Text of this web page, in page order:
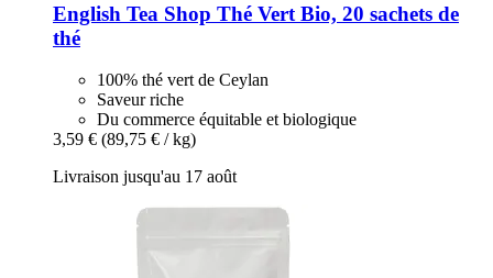
English Tea Shop Thé Vert Bio, 20 sachets de
thé
100% thé vert de Ceylan
Saveur riche
Du commerce équitable et biologique
3,59 € (89,75 € / kg)
Livraison jusqu'au 17 août